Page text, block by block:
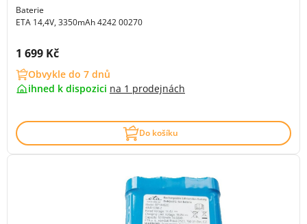
Baterie
ETA 14,4V, 3350mAh 4242 00270
Cena s DPH:
1 699 Kč
Obvykle do 7 dnů
ihned k dispozici na 1 prodejnách
Do košíku